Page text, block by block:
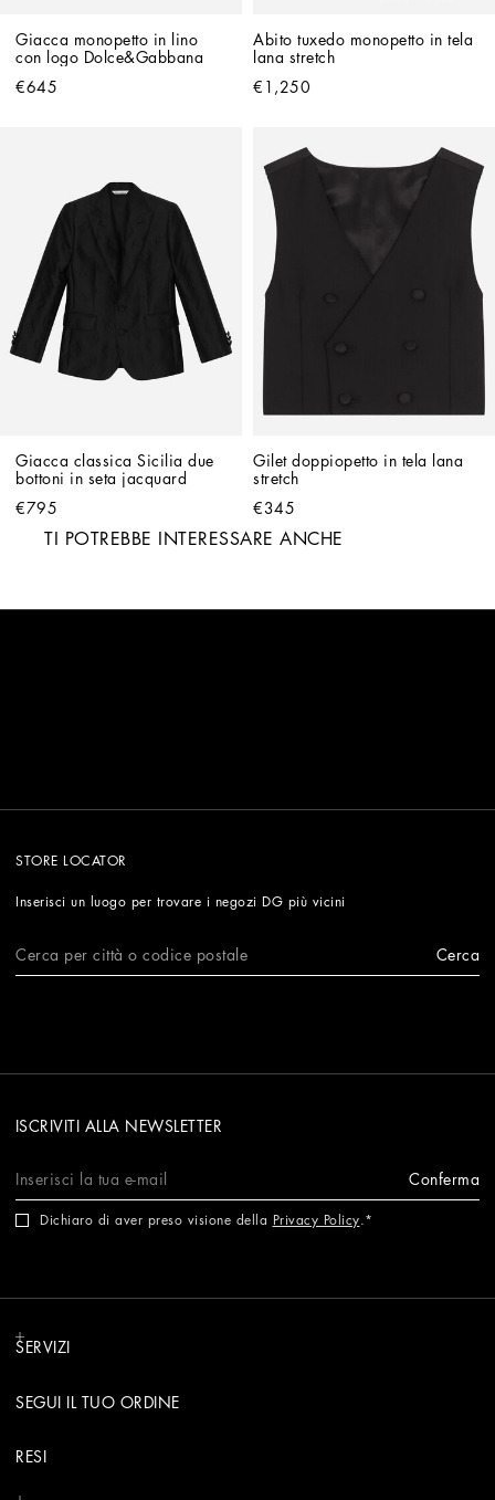
Giacca monopetto in lino
con logo Dolce&Gabbana
€645
Abito tuxedo monopetto in tela
lana stretch
€1,250
Giacca classica Sicilia due
bottoni in seta jacquard
€795
Gilet doppiopetto in tela lana
stretch
€345
TI POTREBBE INTERESSARE ANCHE
STORE LOCATOR
Inserisci un luogo per trovare i negozi DG più vicini
Cerca
ISCRIVITI ALLA NEWSLETTER
Conferma
Dichiaro di aver preso visione della Privacy Policy.
SERVIZI
SEGUI IL TUO ORDINE
RESI